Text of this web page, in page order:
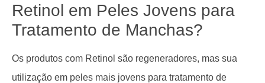
Retinol em Peles Jovens para
Tratamento de Manchas?
Os produtos com Retinol são regeneradores, mas sua
utilização em peles mais jovens para tratamento de